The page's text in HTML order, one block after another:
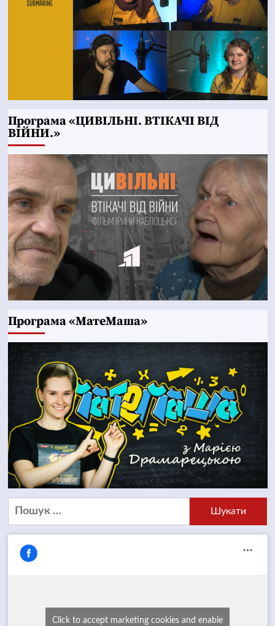
Програма «ЦИВІЛЬНІ. ВТІКАЧІ ВІД
ВІЙНИ.»
Програма «МатеМаша»
Пошук:
Click to accept marketing cookies and enable